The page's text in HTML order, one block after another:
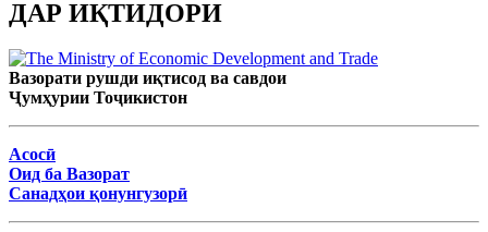
ДАР ИҚТИДОРИ
Вазорати рушди иқтисод ва савдои
Ҷумҳурии Тоҷикистон
Асосӣ
Оид ба Вазорат
Санадҳои қонунгузорӣ